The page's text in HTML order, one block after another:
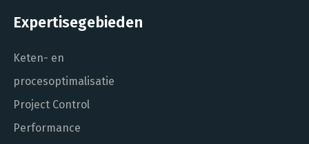
Expertisegebieden
Keten- en
procesoptimalisatie
Project Control
Performance